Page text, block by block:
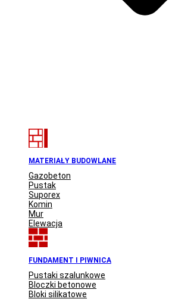
MATERIAŁY BUDOWLANE
Gazobeton
Pustak
Suporex
Komin
Mur
Elewacja
FUNDAMENT I PIWNICA
Pustaki szalunkowe
Bloczki betonowe
Bloki silikatowe